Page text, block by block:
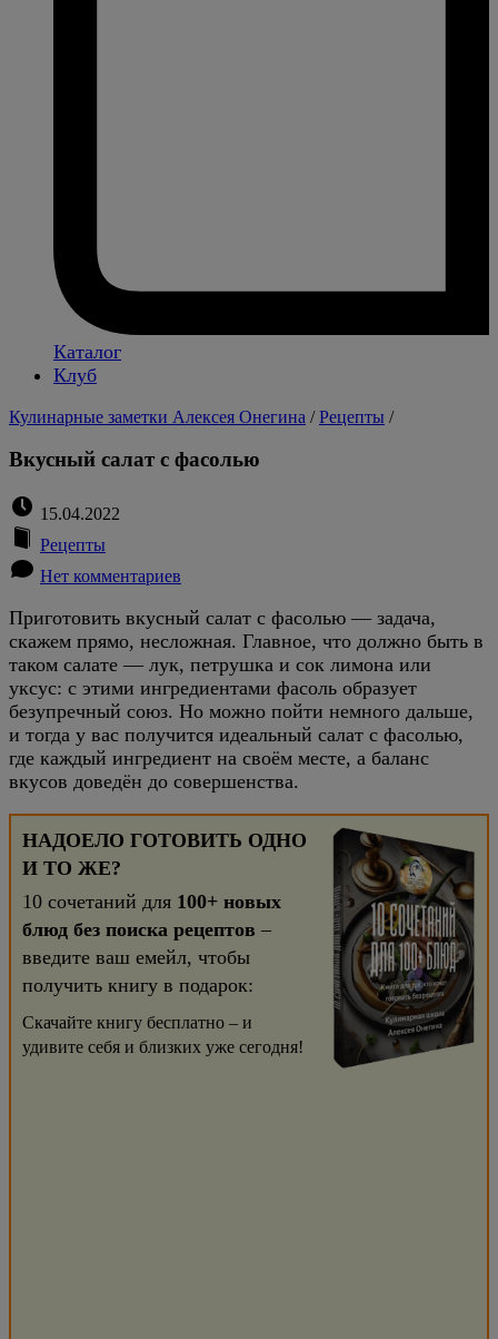
Каталог
Клуб
Кулинарные заметки Алексея Онегина /Рецепты /
Вкусный салат с фасолью
15.04.2022
Рецепты
Нет комментариев
Приготовить вкусный салат с фасолью — задача,
скажем прямо, несложная. Главное, что должно быть в
таком салате — лук, петрушка и сок лимона или
уксус: с этими ингредиентами фасоль образует
безупречный союз. Но можно пойти немного дальше,
и тогда у вас получится идеальный салат с фасолью,
где каждый ингредиент на своём месте, а баланс
вкусов доведён до совершенства.
НАДОЕЛО ГОТОВИТЬ ОДНО
И ТО ЖЕ?
10 сочетаний для 100+ новых
блюд без поиска рецептов –
введите ваш емейл, чтобы
получить книгу в подарок:
Скачайте книгу бесплатно – и
удивите себя и близких уже сегодня!